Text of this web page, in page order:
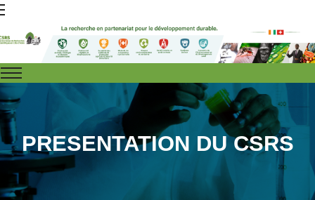
PRESENTATION DU CSRS